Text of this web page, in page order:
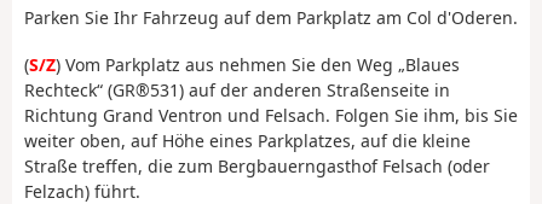
Parken Sie Ihr Fahrzeug auf dem Parkplatz am Col d'Oderen.
(S/Z) Vom Parkplatz aus nehmen Sie den Weg „Blaues
Rechteck“ (GR®531) auf der anderen Straßenseite in
Richtung Grand Ventron und Felsach. Folgen Sie ihm, bis Sie
weiter oben, auf Höhe eines Parkplatzes, auf die kleine
Straße treffen, die zum Bergbauerngasthof Felsach (oder
Felzach) führt.